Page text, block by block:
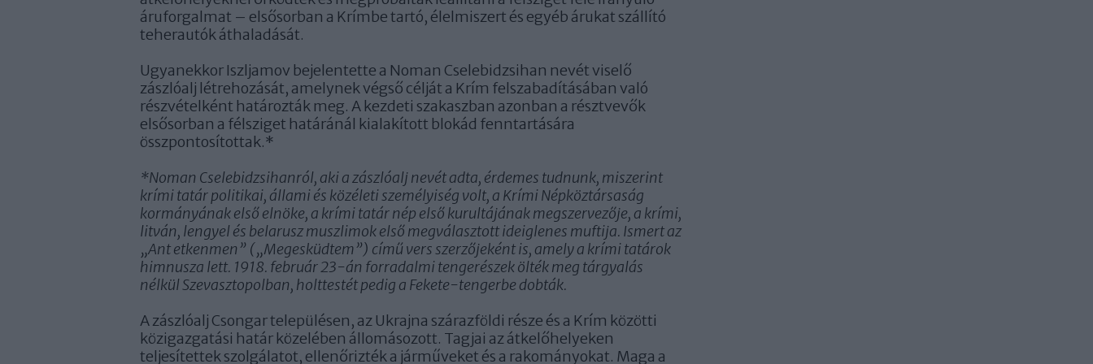
áruforgalmat – elsősorban a Krímbe tartó, élelmiszert és egyéb árukat szállító
teherautók áthaladását.
Ugyanekkor Iszljamov bejelentette a Noman Cselebidzsihan nevét viselő
zászlóalj létrehozását, amelynek végső célját a Krím felszabadításában való
részvételként határozták meg. A kezdeti szakaszban azonban a résztvevők
elsősorban a félsziget határánál kialakított blokád fenntartására
összpontosítottak.*
*Noman Cselebidzsihanról, aki a zászlóalj nevét adta, érdemes tudnunk, miszerint
krími tatár politikai, állami és közéleti személyiség volt, a Krími Népköztársaság
kormányának első elnöke, a krími tatár nép első kurultájának megszervezője, a krími,
litván, lengyel és belarusz muszlimok első megválasztott ideiglenes muftija. Ismert az
„Ant etkenmen” („Megesküdtem”) című vers szerzőjeként is, amely a krími tatárok
himnusza lett. 1918. február 23-án forradalmi tengerészek ölték meg tárgyalás
nélkül Szevasztopolban, holttestét pedig a Fekete-tengerbe dobták.
A zászlóalj Csongar településen, az Ukrajna szárazföldi része és a Krím közötti
közigazgatási határ közelében állomásozott. Tagjai az átkelőhelyeken
teljesítettek szolgálatot, ellenőrizték a járműveket és a rakományokat. Maga a